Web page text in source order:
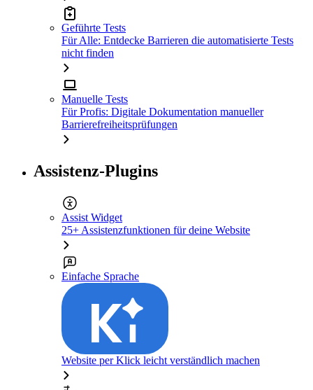
Geführte Tests
Für Alle: Entdecke Barrieren die automatisierte Tests
nicht finden
Manuelle Tests
Für Profis: Digitale Dokumentation manueller
Barrierefreiheitsprüfungen
Assistenz-Plugins
Assist Widget
25+ Assistenzfunktionen für deine Website
Einfache Sprache
Website per Klick leicht verständlich machen